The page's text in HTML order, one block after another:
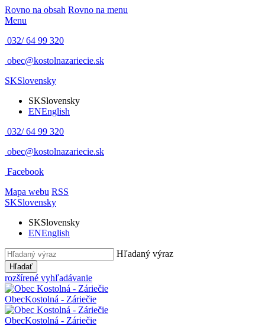
Rovno na obsah Rovno na menu
Menu
032/ 64 99 320
obec@kostolnazariecie.sk
SKSlovensky
SKSlovensky
ENEnglish
032/ 64 99 320
obec@kostolnazariecie.sk
Facebook
Mapa webu RSS
SKSlovensky
SKSlovensky
ENEnglish
Hľadaný výraz
Hľadať
rozšírené vyhľadávanie
ObecKostolná - Záriečie
ObecKostolná - Záriečie